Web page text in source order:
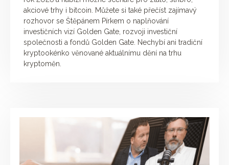
akciové trhy i bitcoin. Můžete si také přečíst zajímavý
rozhovor se Štěpánem Pírkem o naplňování
investičních vizí Golden Gate, rozvoji investiční
společnosti a fondů Golden Gate. Nechybí ani tradiční
kryptookénko věnované aktuálnímu dění na trhu
kryptoměn.